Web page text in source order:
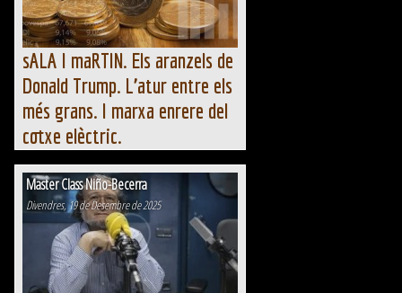
de la intel·ligència...
sALA I maRTIN. Els aranzels de
Donald Trump. L’atur entre els
més grans. I marxa enrere del
cotxe elèctric.
L’atur entre els més grans. I marxa enrere del
cotxe elèctric.
Master Class Niño-Becerra
Divendres, 19 de Desembre de 2025